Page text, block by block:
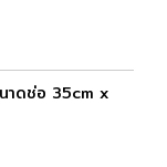
าดช่อ 35cm x